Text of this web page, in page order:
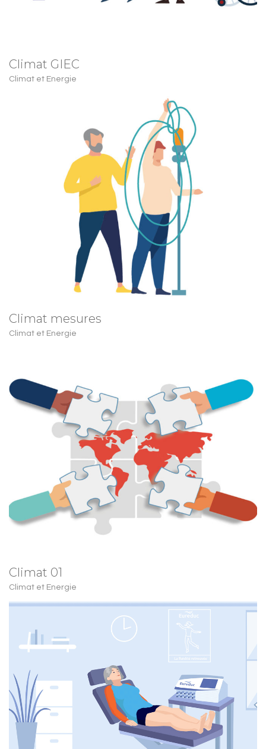
Climat GIEC
Climat et Energie
Climat mesures
Climat et Energie
Climat 01
Climat et Energie